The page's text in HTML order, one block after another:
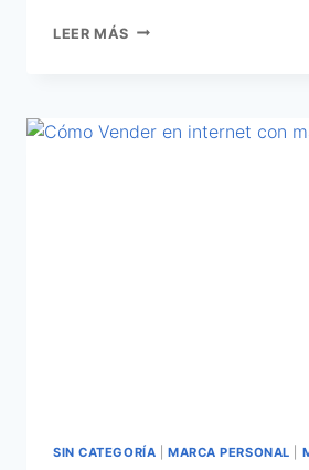
LEER MÁS
SIN CATEGORÍA MARCA PERSONAL